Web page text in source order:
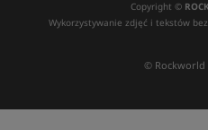
Copyright ©
Wykorzystywanie zdjęć i tekstów
© Rockworld